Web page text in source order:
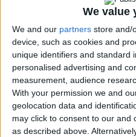
We value
We and our partners store and/
device, such as cookies and
unique identifiers and standard
personalised advertising and
measurement, audience
With your permission we and
geolocation data and
may click to consent to our and
as described above.
Perché un file
due
decifrarlo?